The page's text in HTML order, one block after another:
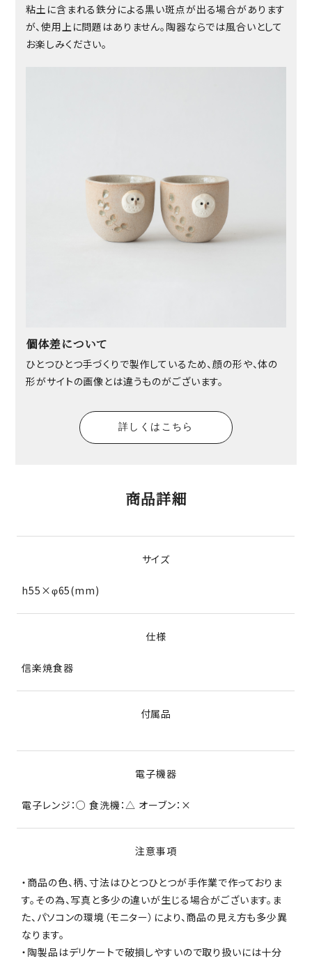
粘土に含まれる鉄分による黒い斑点が出る場合があります
が、使用上に問題はありません。陶器ならでは風合いとして
お楽しみください。
個体差について
ひとつひとつ手づくりで製作しているため、顔の形や、体の
形がサイトの画像とは違うものがございます。
詳しくはこちら
商品詳細
サイズ
h55×φ65(mm)
仕様
信楽焼食器
付属品
電子機器
電子レンジ：○ 食洗機：△ オーブン：×
注意事項
・商品の色、柄、寸法はひとつひとつが手作業で作っておりま
す。その為、写真と多少の違いが生じる場合がございます。ま
た、パソコンの環境（モニター）により、商品の見え方も多少異
なります。
・陶製品はデリケートで破損しやすいので取り扱いには十分